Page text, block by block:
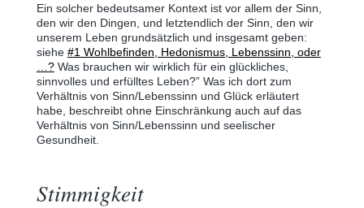
Ein solcher bedeutsamer Kontext ist vor allem der Sinn,
den wir den Dingen, und letztendlich der Sinn, den wir
unserem Leben grundsätzlich und insgesamt geben:
siehe #1 Wohlbefinden, Hedonismus, Lebenssinn, oder
…?Was brauchen wir wirklich für ein glückliches,
sinnvolles und erfülltes Leben?” Was ich dort zum
Verhältnis von Sinn/Lebenssinn und Glück erläutert
habe, beschreibt ohne Einschränkung auch auf das
Verhältnis von Sinn/Lebenssinn und seelischer
Gesundheit.
Stimmigkeit